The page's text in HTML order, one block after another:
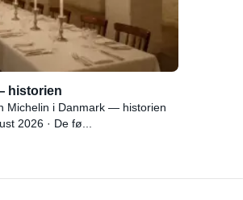
historien
Michelin i Danmark — historien
2026 · De fø...